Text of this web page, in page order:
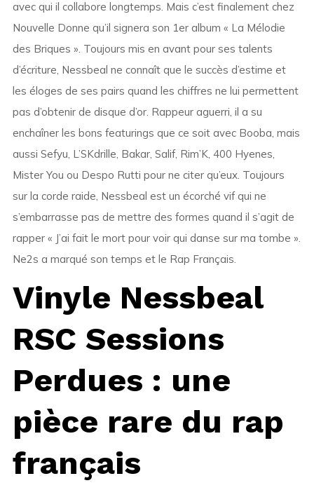
avec qui il collabore longtemps. Mais c’est finalement chez
Nouvelle Donne qu’il signera son 1er album « La Mélodie
des Briques ». Toujours mis en avant pour ses talents
d’écriture, Nessbeal ne connaît que le succès d’estime et
les éloges de ses pairs quand les chiffres ne lui permettent
pas d’obtenir de disque d’or. Rappeur aguerri, il a su
enchaîner les bons featurings que ce soit avec Booba, mais
aussi Sefyu, L’SKdrille, Bakar, Salif, Rim’K, 400 Hyenes,
Mister You ou Despo Rutti pour ne citer qu’eux. Toujours
sur la corde raide, Nessbeal est un écorché vif qui ne
s’embarrasse pas de mettre des formes quand il s’agit de
rapper « J’ai fait le mort pour voir qui danse sur ma tombe ».
Ne2s a marqué son temps et le Rap Français.
Vinyle Nessbeal
RSC Sessions
Perdues : une
pièce rare du rap
français